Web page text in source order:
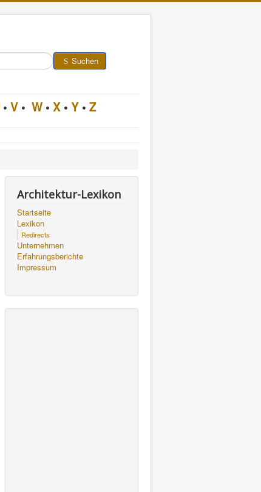
Suchen
• V • W • X • Y • Z
Architektur-Lexikon
Startseite
Lexikon
Redirects
Unternehmen
Erfahrungsberichte
Impressum